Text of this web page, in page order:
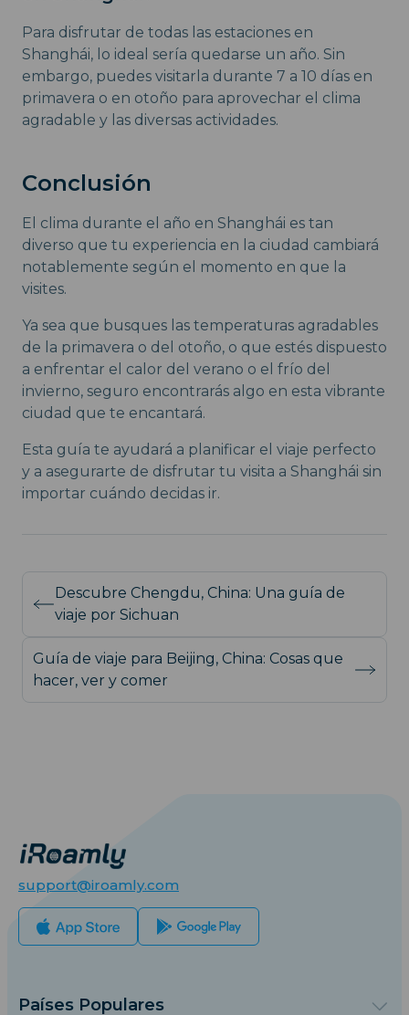
Para disfrutar de todas las estaciones en
Shanghái, lo ideal sería quedarse un año. Sin
embargo, puedes visitarla durante 7 a 10 días en
primavera o en otoño para aprovechar el clima
agradable y las diversas actividades.
Conclusión
El clima durante el año en Shanghái es tan
diverso que tu experiencia en la ciudad cambiará
notablemente según el momento en que la
visites.
Ya sea que busques las temperaturas agradables
de la primavera o del otoño, o que estés dispuesto
a enfrentar el calor del verano o el frío del
invierno, seguro encontrarás algo en esta vibrante
ciudad que te encantará.
Esta guía te ayudará a planificar el viaje perfecto
y a asegurarte de disfrutar tu visita a Shanghái sin
importar cuándo decidas ir.
Descubre Chengdu, China: Una guía de
viaje por Sichuan
Guía de viaje para Beijing, China: Cosas que
hacer, ver y comer
support@iroamly.com
Países Populares